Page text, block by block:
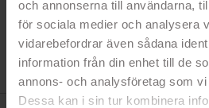
och annonserna till användarna,
för sociala medier och analysera
vidarebefordrar även sådana
information från din enhet till de
annons- och analysföretag som
Dessa kan i sin tur kombinera